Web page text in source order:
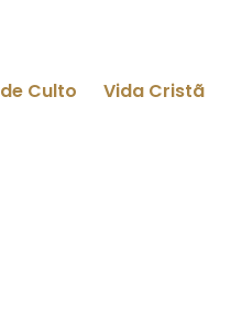
Culto Vida Cristã